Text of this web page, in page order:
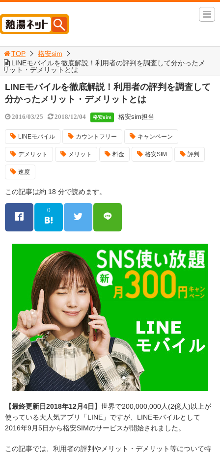
TOP
格安sim
LINEモバイルを徹底解説！利用者の評判を調査して分かったメ
リット・デメリットとは
LINEモバイルを徹底解説！利用者の評判を調査して
分かったメリット・デメリットとは
2016/03/25 2018/12/04 格安sim 格安sim担当
LINEモバイル カウントフリー キャンペーン
デメリット メリット 料金 格安SIM 評判
速度
この記事は約 18 分で読めます。
0
【最終更新日2018年12月4日】 世界で200,000,000人(2億人)以上が
使っている大人気アプリ「LINE」ですが、LINEモバイルとして
2016年9月5日から格安SIMのサービスが開始されました。
この記事では、利用者の評判やメリット・デメリット等について特